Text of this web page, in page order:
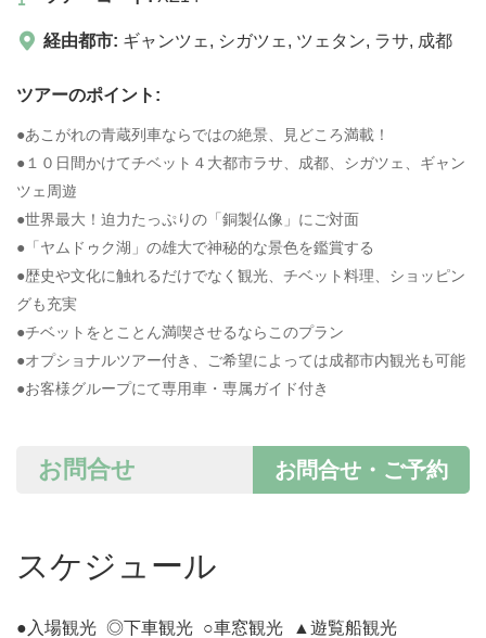
経由都市: ギャンツェ , シガツェ , ツェタン, ラサ, 成都
ツアーのポイント:
●あこがれの青蔵列車ならではの絶景、見どころ満載！
●１０日間かけてチベット４大都市ラサ、成都、シガツェ、ギャン
ツェ周遊
●世界最大！迫力たっぷりの「銅製仏像」にご対面
●「ヤムドゥク湖」の雄大で神秘的な景色を鑑賞する
●歴史や文化に触れるだけでなく観光、チベット料理、ショッピン
グも充実
●チベットをとことん満喫させるならこのプラン
●オプショナルツアー付き、ご希望によっては成都市内観光も可能
●お客様グループにて専用車・専属ガイド付き
お問合せ・ご予約
お問合せ
スケジュール
●入場観光 ◎下車観光 ○車窓観光 ▲遊覧船観光